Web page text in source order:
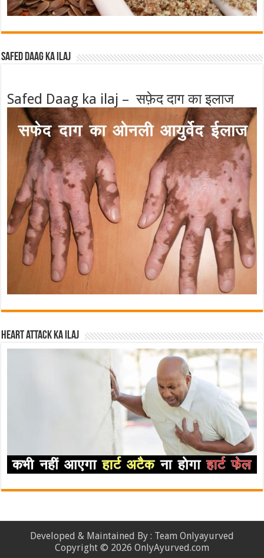
Safed Daag ka ilaj
Safed Daag ka ilaj – सफ़ेद दाग का इलाज
Heart attack ka ilaj
Developed & Maintained By : Team Onlyayurved
Copyright © 2026 OnlyAyurved.com